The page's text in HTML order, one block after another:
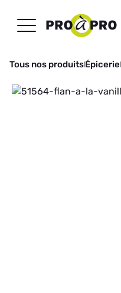
Tous nos produitsÉpicerie